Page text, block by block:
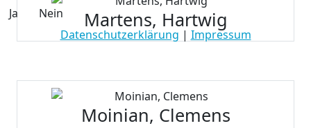
Martens, Hartwig
Moinian, Clemens
Ja
Nein
Datenschutzerklärung | Impressum